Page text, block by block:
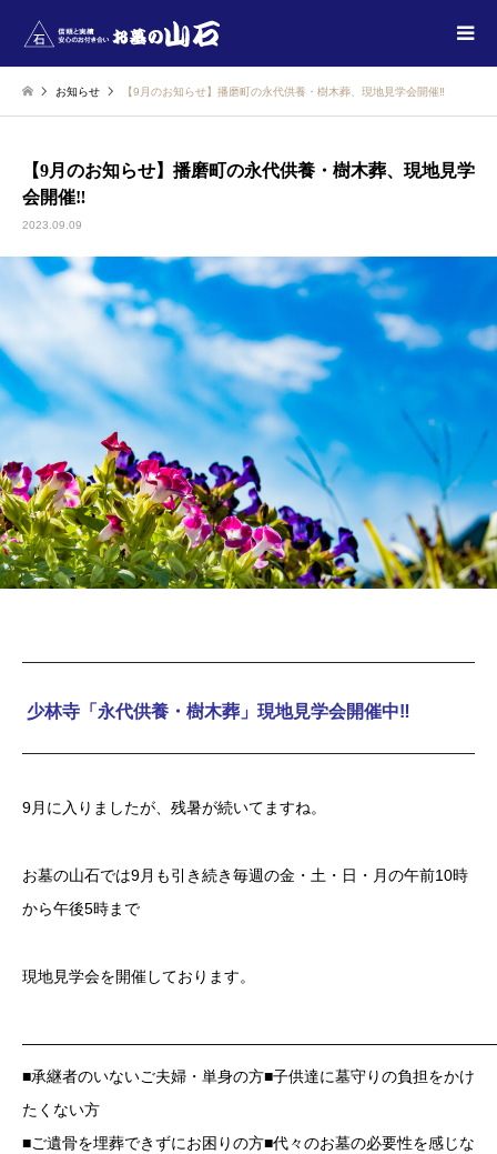
お知らせ 【9月のお知らせ】播磨町の永代供養・樹木葬、現地見学会開催‼
【9月のお知らせ】播磨町の永代供養・樹木葬、現地見学
会開催‼
2023.09.09
少林寺「永代供養・樹木葬」現地見学会開催中‼
9月に入りましたが、残暑が続いてますね。
お墓の山石では9月も引き続き毎週の金・土・日・月の午前10時
から午後5時まで
現地見学会を開催しております。
■承継者のいないご夫婦・単身の方■子供達に墓守りの負担をかけ
たくない方
■ご遺骨を埋葬できずにお困りの方■代々のお墓の必要性を感じな